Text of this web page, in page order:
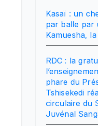
Kasaï : un
par balle par
Kamuesha,
RDC : la
phare du
Tshisekedi
circulaire du
Juvénal